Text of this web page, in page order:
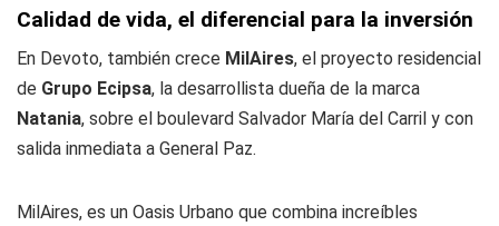
Calidad de vida, el diferencial para la inversión
En Devoto, también crece MilAires, el proyecto residencial
de Grupo Ecipsa, la desarrollista dueña de la marca
Natania, sobre el boulevard Salvador María del Carril y con
salida inmediata a General Paz.
MilAires, es un Oasis Urbano que combina increíbles